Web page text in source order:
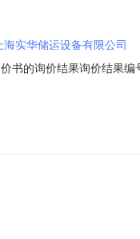
海实华储运设备有限公司
的询价结果询价结果
设备有限公司288410